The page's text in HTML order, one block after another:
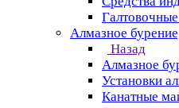
Алмазное
Назад
Алмазное
Установки
Канатные